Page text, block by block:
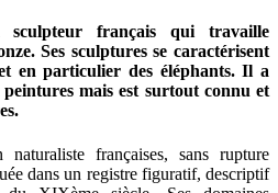
sculpteur français qui travaille
Ses sculptures se caractérisent
en particulier des éléphants. Il a
mais est surtout connu et
françaises, sans rupture
dans un registre figuratif, descriptif